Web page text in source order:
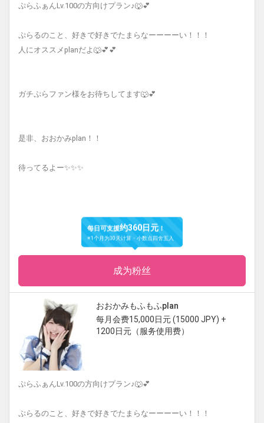
ぷらふぁんLv.100の方向けプラン♪🐺💕
ぷらるのこと、好きで好きでたまらなーーーーい！！！
人にオススメplanだよ🐺💕💕
ガチぷらファン様をお待ちしてます🐺💕
是非、おおかみplan！！
待ってるよー✨✨✨
每日可支援约360日元 ！
※1个月为30天计算・小数点四舍五入
成为粉丝
おおかみもふもふplan
每月会费15,000日元 (15000 JPY) +
1200日元（服务使用费）
ぷらふぁんLv.100の方向けプラン♪🐺💕
ぷらるのこと、好きで好きでたまらなーーーーい！！！